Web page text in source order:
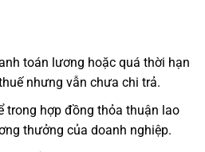
toán lương hoặc quá thời hạn
nhưng vẫn chưa chi trả.
trong hợp đồng thỏa thuận lao
thưởng của doanh nghiệp.